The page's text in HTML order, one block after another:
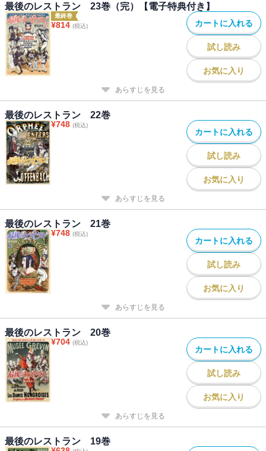
最後のレストラン 23巻（完）【電子特典付き】
最終巻
¥814 (税込) カートに入れる
試し読み
お気に入り
あらすじを見る
最後のレストラン 22巻
¥748 (税込)
カートに入れる
試し読み
お気に入り
あらすじを見る
最後のレストラン 21巻
¥748 (税込)
カートに入れる
試し読み
お気に入り
あらすじを見る
最後のレストラン 20巻
¥704 (税込)
カートに入れる
試し読み
お気に入り
あらすじを見る
最後のレストラン 19巻